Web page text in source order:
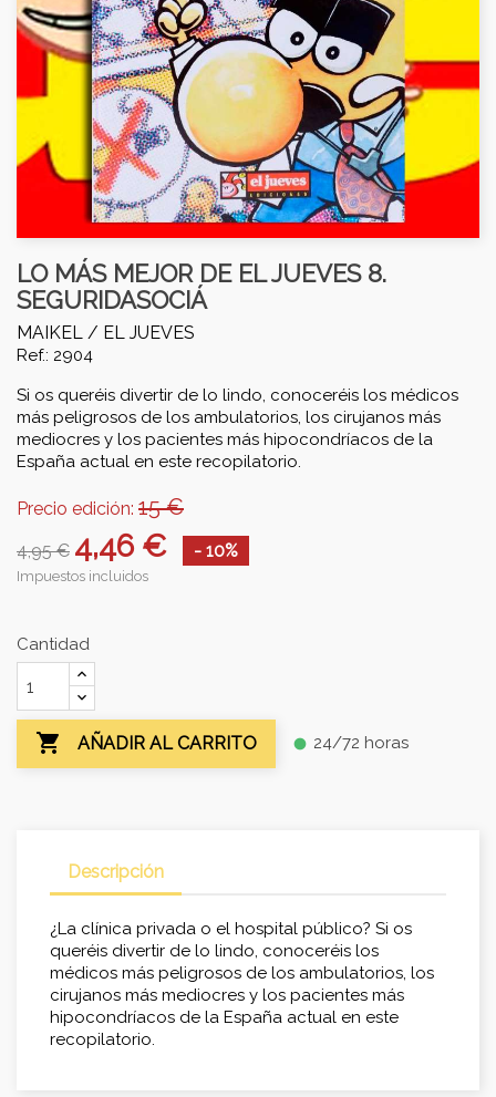
LO MÁS MEJOR DE EL JUEVES 8.
SEGURIDASOCIÁ
MAIKEL / EL JUEVES
Ref.: 2904
Si os queréis divertir de lo lindo, conoceréis los médicos
más peligrosos de los ambulatorios, los cirujanos más
mediocres y los pacientes más hipocondríacos de la
España actual en este recopilatorio.
Precio edición: 15 €
4,95 € 4,46 € - 10%
Impuestos incluidos
Cantidad
 AÑADIR AL CARRITO fiber_manual_record 24/72 horas
Descripción
¿La clínica privada o el hospital público? Si os
queréis divertir de lo lindo, conoceréis los
médicos más peligrosos de los ambulatorios, los
cirujanos más mediocres y los pacientes más
hipocondríacos de la España actual en este
recopilatorio.